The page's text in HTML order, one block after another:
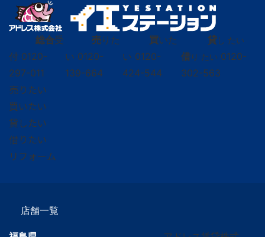
総合受
付 0120-
297-011
売りた
い 0120-
139-664
買いた
い 0120-
424-544
貸し たい
借り たい 0120-
302-563
売りたい
買いたい
貸したい
借りたい
リフォーム
店舗一覧